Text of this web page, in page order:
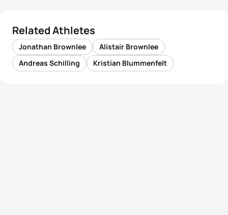
Related Athletes
Jonathan Brownlee
Alistair Brownlee
Andreas Schilling
Kristian Blummenfelt